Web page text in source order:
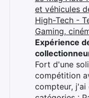
et véhicules
High-Tech -
Gaming,
Expérience
Fort d'une
compétition
compteur, j'ai